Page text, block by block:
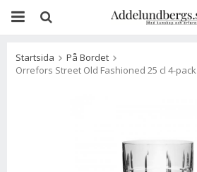
Startsida
På Bordet
Orrefors Street Old Fashioned 25 cl 4-pack